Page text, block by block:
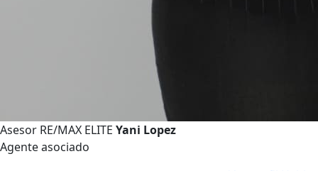
Asesor RE/MAX ELITE Yani Lopez
Agente asociado